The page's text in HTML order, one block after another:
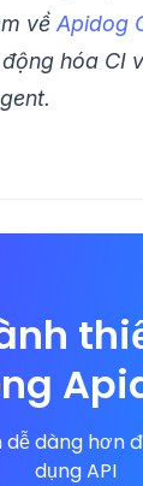
về Apidog
hóa CI
dàng hơn
dụng API